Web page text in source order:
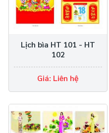
Lịch bìa HT 101 - HT
102
Giá: Liên hệ